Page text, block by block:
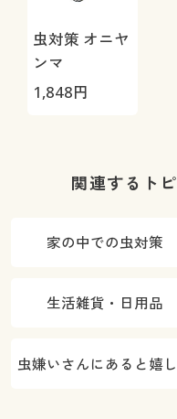
虫対策 オニヤ
ンマ
1,848円
関連するト
家の中での虫対策
生活雑貨・日用品
虫嫌いさんにあると嬉